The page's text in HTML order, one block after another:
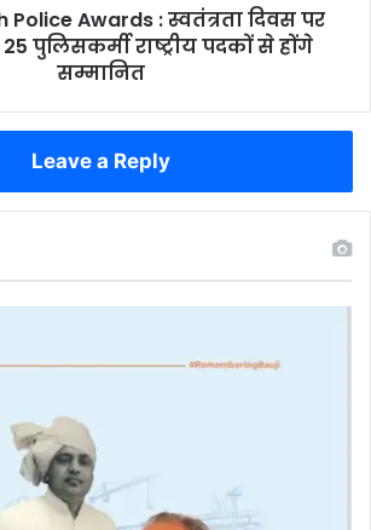
Awards : स्वतंत्रता दिवस पर
पुलिसकर्मी राष्ट्रीय पदकों से होंगे
सम्मानित
Leave a Reply